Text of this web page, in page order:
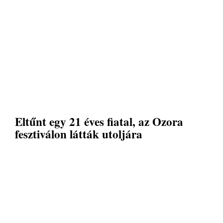
Eltűnt egy 21 éves fiatal, az Ozora
fesztiválon látták utoljára